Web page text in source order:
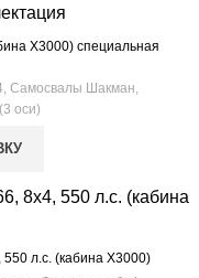
X3000) специальная
, Самосвалы Шакман,
оси)
л.с. (кабина Х3000)